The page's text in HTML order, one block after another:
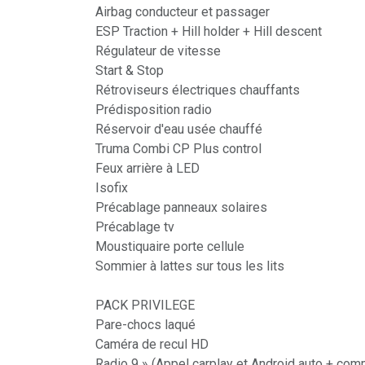
Airbag conducteur et passager
ESP Traction + Hill holder + Hill descent
Régulateur de vitesse
Start & Stop
Rétroviseurs électriques chauffants
Prédisposition radio
Réservoir d'eau usée chauffé
Truma Combi CP Plus control
Feux arrière à LED
Isofix
Précablage panneaux solaires
Précablage tv
Moustiquaire porte cellule
Sommier à lattes sur tous les lits
PACK PRIVILEGE
Pare-chocs laqué
Caméra de recul HD